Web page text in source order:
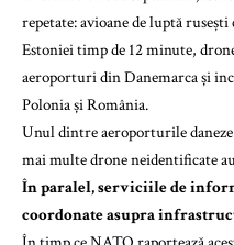
repetate: avioane de luptă
Estoniei timp de 12 minute,
aeroporturi din Danemarca și
Polonia și România.
Unul dintre aeroporturile
mai multe drone neidentificate
În paralel, serviciile de
coordonate asupra